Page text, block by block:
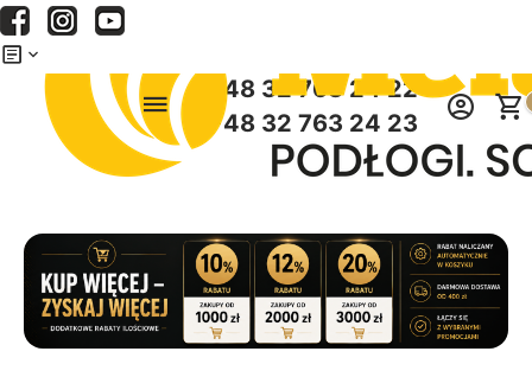
+48 32 763 24 22
+48 32 763 24 23